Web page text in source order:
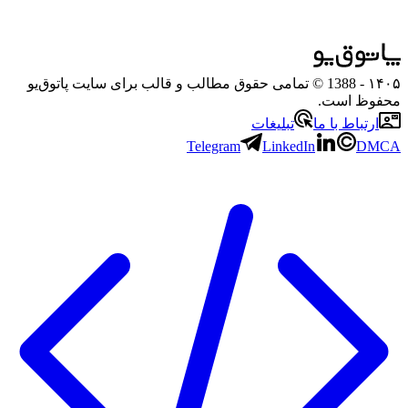
۱۴۰۵
- 1388 © تمامی حقوق مطالب و قالب برای سایت پاتوق‌یو
محفوظ است.
ارتباط با ما
تبلیغات
Telegram
LinkedIn DMCA